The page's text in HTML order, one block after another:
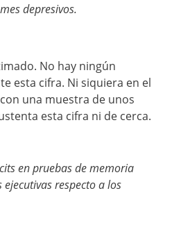
depresivos.
No hay ningún
esta cifra. Ni siquiera en el
una muestra de unos
esta cifra ni de cerca.
en pruebas de memoria
ejecutivas respecto a los